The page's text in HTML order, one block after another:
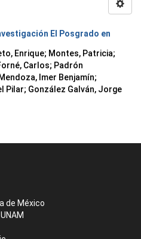
El Posgrado en
Enrique; Montes, Patricia;
Carlos; Padrón
Imer Benjamín;
Pilar; González Galván, Jorge
de México